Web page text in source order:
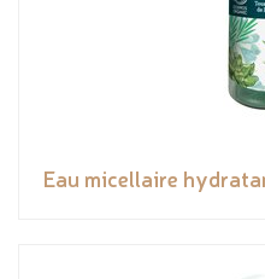
Eau micellaire